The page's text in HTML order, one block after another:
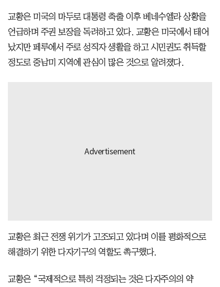
교황은 미국의 마두로 대통령 축출 이후 베네수엘라 상황을
언급하며 주권 보장을 독려하고 있다. 교황은 미국에서 태어
났지만 페루에서 주로 성직자 생활을 하고 시민권도 취득할
정도로 중남미 지역에 관심이 많은 것으로 알려졌다.
교황은 최근 전쟁 위기가 고조되고 있다며 이를 평화적으로
해결하기 위한 다자기구의 역할도 촉구했다.
교황은 “국제적으로 특히 걱정되는 것은 다자주의의 약